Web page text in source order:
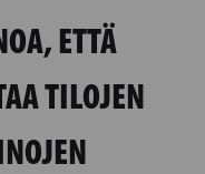
ETTÄ
TILOJEN